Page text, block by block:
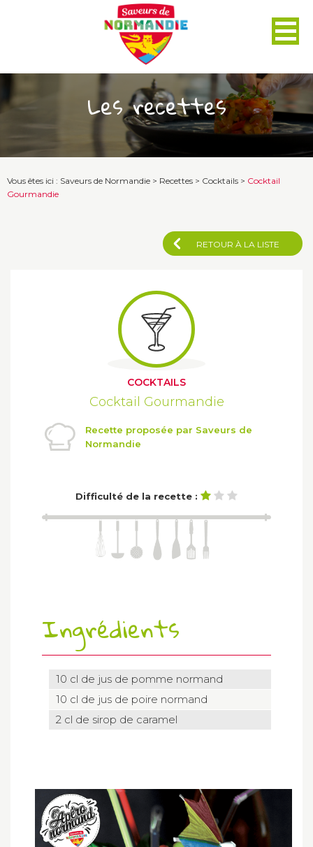
Les recettes
Vous êtes ici : Saveurs de Normandie > Recettes > Cocktails > Cocktail
Gourmandie
RETOUR À LA LISTE
COCKTAILS
Cocktail Gourmandie
Recette proposée par Saveurs de
Normandie
Difficulté de la recette :
Ingrédients
10 cl de jus de pomme normand
10 cl de jus de poire normand
2 cl de sirop de caramel
Panneau de gestion des cookies